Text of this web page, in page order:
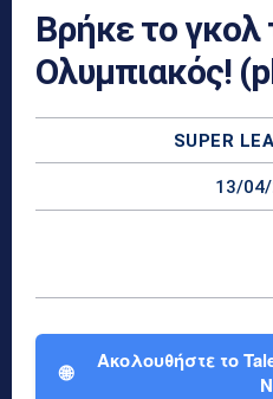
Βρήκε το γκολ
Ολυμπιακός!
SUPER
13/
🌐
Ακολουθήστε το